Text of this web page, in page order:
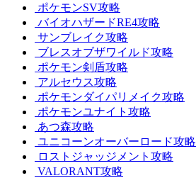
ポケモンSV攻略
バイオハザードRE4攻略
サンブレイク攻略
ブレスオブザワイルド攻略
ポケモン剣盾攻略
アルセウス攻略
ポケモンダイパリメイク攻略
ポケモンユナイト攻略
あつ森攻略
ユニコーンオーバーロード攻略
ロストジャッジメント攻略
VALORANT攻略